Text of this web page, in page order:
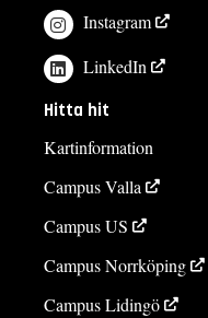
Instagram
LinkedIn
Hitta hit
Kartinformation
Campus Valla
Campus US
Campus Norrköping
Campus Lidingö